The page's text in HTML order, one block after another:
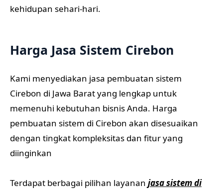
kehidupan sehari-hari.
Harga Jasa Sistem Cirebon
Kami menyediakan jasa pembuatan sistem
Cirebon di Jawa Barat yang lengkap untuk
memenuhi kebutuhan bisnis Anda. Harga
pembuatan sistem di Cirebon akan disesuaikan
dengan tingkat kompleksitas dan fitur yang
diinginkan
Terdapat berbagai pilihan layanan jasa sistem di